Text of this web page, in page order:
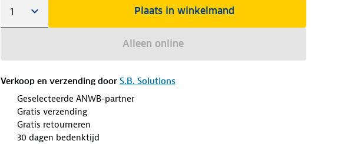
Plaats in winkelmand
Alleen online
Verkoop en verzending door S.B. Solutions
Geselecteerde ANWB-partner
Gratis verzending
Gratis retourneren
30 dagen bedenktijd